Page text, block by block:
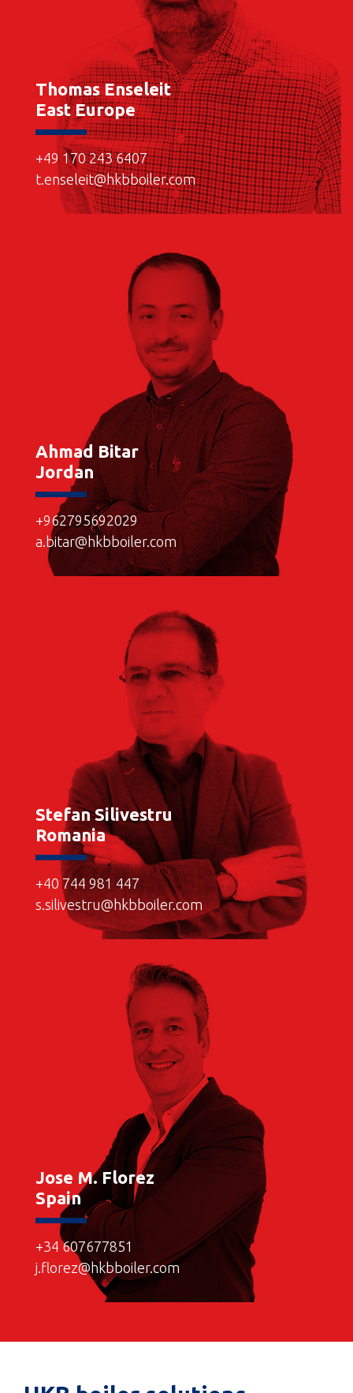
Thomas Enseleit
East Europe
+49 170 243 6407
t.enseleit@hkbboiler.com
Ahmad Bitar
Jordan
+962795692029
a.bitar@hkbboiler.com
Stefan Silivestru
Romania
+40 744 981 447
s.silivestru@hkbboiler.com
Jose M. Florez
Spain
+34 607677851
j.florez@hkbboiler.com